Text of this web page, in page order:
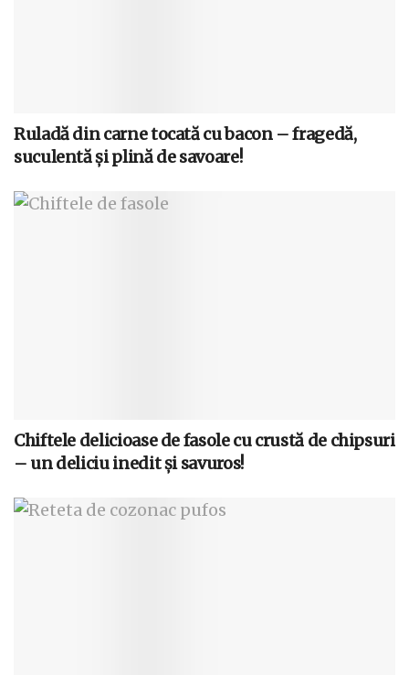
Ruladă din carne tocată cu bacon – fragedă,
suculentă și plină de savoare!
Chiftele delicioase de fasole cu crustă de chipsuri
– un deliciu inedit și savuros!